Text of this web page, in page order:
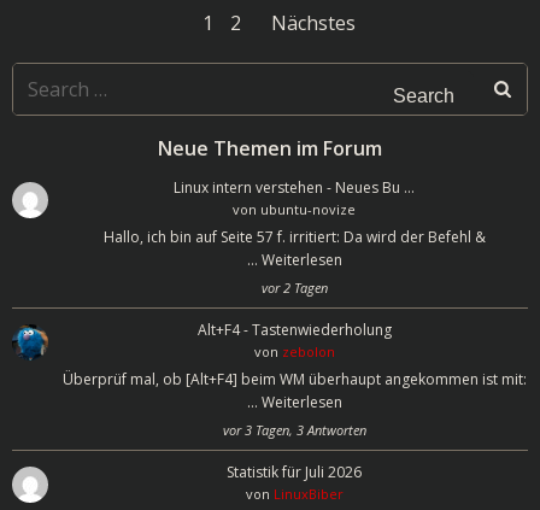
Posts
navigation
Page
1 Page
2
Posts
navigation
Nächstes
Search
for:
Neue Themen im Forum
Linux intern verstehen - Neues Bu …
von ubuntu-novize
Hallo, ich bin auf Seite 57 f. irritiert: Da wird der Befehl &
… Weiterlesen
vor 2 Tagen
Alt+F4 - Tastenwiederholung
von zebolon
Überprüf mal, ob [Alt+F4] beim WM überhaupt angekommen ist mit:
… Weiterlesen
vor 3 Tagen, 3 Antworten
Statistik für Juli 2026
von LinuxBiber